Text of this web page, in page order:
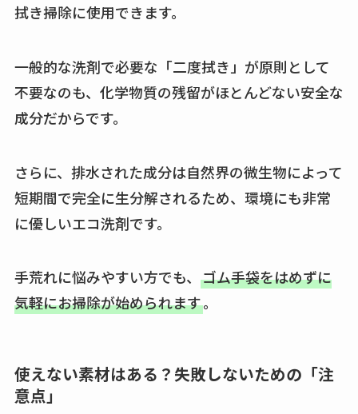
拭き掃除に使用できます。
一般的な洗剤で必要な「二度拭き」が原則として
不要なのも、化学物質の残留がほとんどない安全な
成分だからです。
さらに、排水された成分は自然界の微生物によって
短期間で完全に生分解されるため、環境にも非常
に優しいエコ洗剤です。
手荒れに悩みやすい方でも、 ゴム手袋をはめずに
気軽にお掃除が始められます。
使えない素材はある？失敗しないための「注
意点」